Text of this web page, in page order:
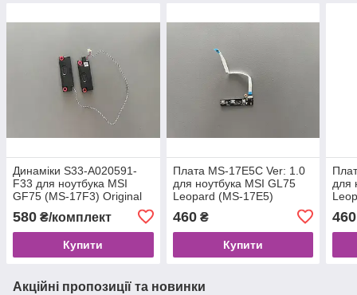
Динаміки S33-A020591-
F33 для ноутбука MSI
GF75 (MS-17F3) Original
580 ₴/комплект
Купити
Плата MS-17E5C Ver: 1.0
для ноутбука MSI GL75
Leopard (MS-17E5)
460₴
Купити
для
460
Акційні пропозиції та новинки